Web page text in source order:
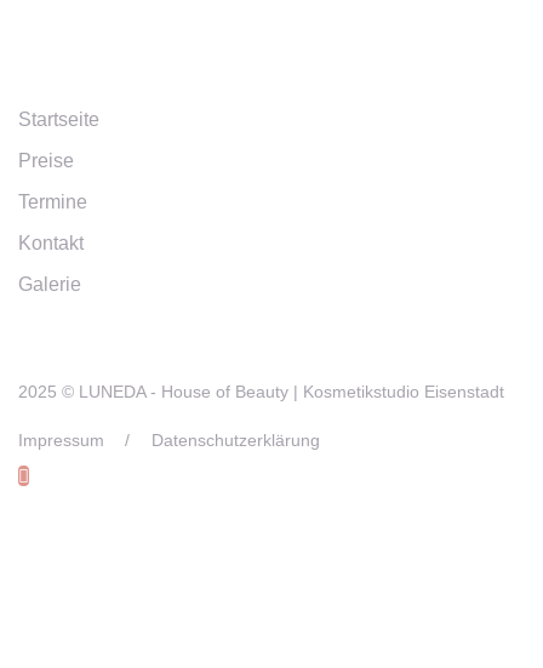
Startseite
Preise
Termine
Kontakt
Galerie
2025 © LUNEDA - House of Beauty | Kosmetikstudio Eisenstadt
Impressum / Datenschutzerklärung